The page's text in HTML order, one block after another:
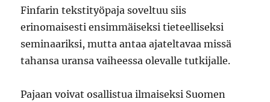
Finfarin tekstityöpaja soveltuu siis
erinomaisesti ensimmäiseksi tieteelliseksi
seminaariksi, mutta antaa ajateltavaa missä
tahansa uransa vaiheessa olevalle tutkijalle.
Pajaan voivat osallistua ilmaiseksi Suomen